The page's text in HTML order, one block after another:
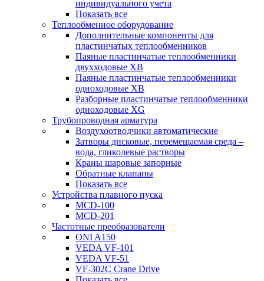
индивидуального учета
Показать все
Теплообменное оборудование
Дополнительные компоненты для
пластинчатых теплообменников
Паяные пластинчатые теплообменники
двухходовые XB
Паяные пластинчатые теплообменники
одноходовые ХВ
Разборные пластинчатые теплообменники
одноходовые ХG
Трубопроводная арматура
Воздухоотводчики автоматические
Затворы дисковые, перемещаемая среда –
вода, гликолевые растворы
Краны шаровые запорные
Обратные клапаны
Показать все
Устройства плавного пуска
MCD-100
MCD-201
Частотные преобразователи
ONI A150
VEDA VF-101
VEDA VF-51
VF-302C Crane Drive